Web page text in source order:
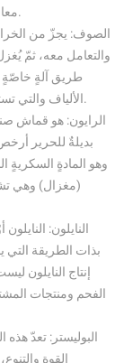
معالجتها عدّة مرات قبل نسجها معاً، وثمّ صبغها وتلوينها.
الصوف: يجزّ من
والتعامل معه، ثمّ
طريق آلةٍ خاصّةٍ
الألياف والتي تستخدم لاحقاً في عمل ملابس ومنتجات صوفيةٍ أخرى.
الرايون: هو قماش
بديلةٌ للحرير
وهو المادةٍ السكريةٍ
(مغزال) وهي
النايلون:
بذات الطريقة التي
إنتاج النايلون
الفحم ومنتجات
البوليستر: تعدّ
القوة